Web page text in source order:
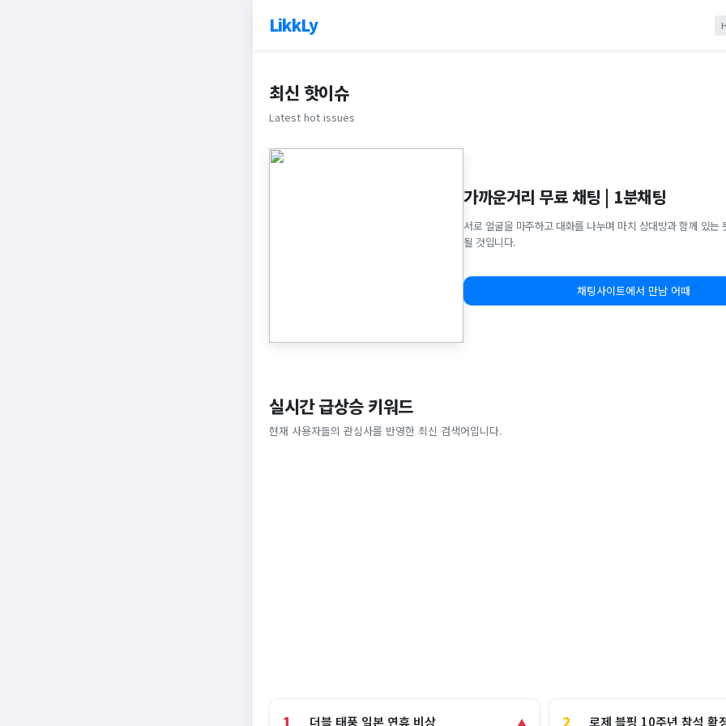
LikkLy
최신 핫이슈
Latest hot issues
가까운거리 무료 채팅 | 1분채팅
서로 얼굴을 마주하고 대화를 나누며 마치 상대방과 함께 있는
될 것입니다.
채팅사이트에서 만남 어때
실시간 급상승 키워드
현재 사용자들의 관심사를 반영한 최신 검색어입니다.
더블 태풍 일본 연휴 비상 ▲ 2 로제 블핑 10주년 참석 확